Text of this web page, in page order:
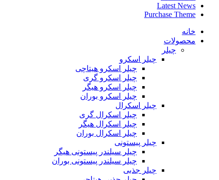
Latest News
Purchase Theme
خانه
محصولات
چیلر
چیلر اسکرو
چیلر اسکرو هیتاچی
چیلر اسکرو گری
چیلر اسکرو هیگر
چیلر اسکرو بوران
چیلر اسکرال
چیلر اسکرال گری
چیلر اسکرال هیگر
چیلر اسکرال بوران
چیلر پیستونی
چیلر سیلندر پیستونی هیگر
چیلر سیلندر پیستونی بوران
چیلر جذبی